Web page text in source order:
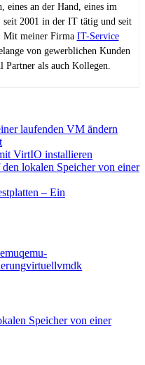
eines an der Hand, eines im
2001 in der IT tätig und seit
Mit meiner Firma IT-Service
von gewerblichen Kunden
Partner als auch Kollegen.
laufenden VM ändern
VirtIO installieren
lokalen Speicher von einer
– Ein
qemu-
virtuellvmdk
Speicher von einer